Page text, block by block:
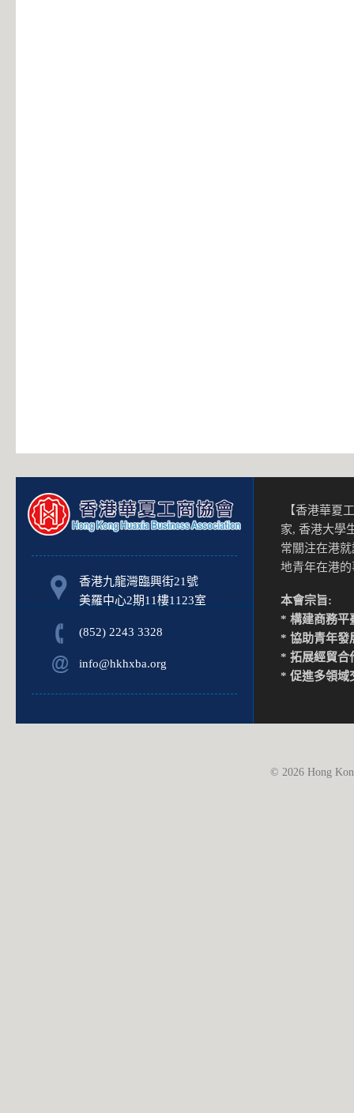
香港九龍灣臨興街21號
美羅中心2期11樓1123室
(852) 2243 3328
info@hkhxba.org
【香港華夏
家, 香港大學
常關注在港
地青年在港
本會宗旨:
* 構建商務平
* 協助青年發
* 拓展經貿合
* 促進多領域
© 2026 Hong